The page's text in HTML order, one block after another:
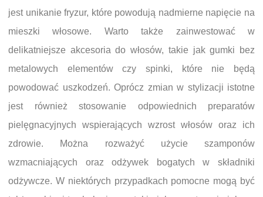
jest unikanie fryzur, które powodują nadmierne napięcie na
mieszki włosowe. Warto także zainwestować w
delikatniejsze akcesoria do włosów, takie jak gumki bez
metalowych elementów czy spinki, które nie będą
powodować uszkodzeń. Oprócz zmian w stylizacji istotne
jest również stosowanie odpowiednich preparatów
pielęgnacyjnych wspierających wzrost włosów oraz ich
zdrowie. Można rozważyć użycie szamponów
wzmacniających oraz odżywek bogatych w składniki
odżywcze. W niektórych przypadkach pomocne mogą być